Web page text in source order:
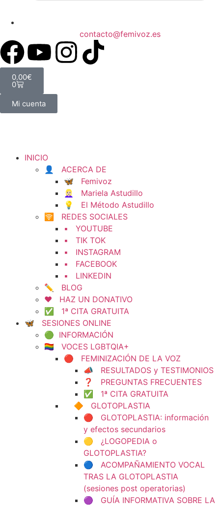
contacto@femivoz.es
0.00€
0
Mi cuenta
INICIO
👤 ACERCA DE
🦋 Femivoz
👱🏻‍♀️ Mariela Astudillo
💡 El Método Astudillo
🛜 REDES SOCIALES
▪️ YOUTUBE
▪️ TIK TOK
▪️ INSTAGRAM
▪️ FACEBOOK
▪️ LINKEDIN
✏️ BLOG
❤️ HAZ UN DONATIVO
✅ 1ª CITA GRATUITA
🦋 SESIONES ONLINE
🟢 INFORMACIÓN
🏳️‍🌈 VOCES LGBTQIA+
🔴 FEMINIZACIÓN DE LA VOZ
📣 RESULTADOS y TESTIMONIOS
❓ PREGUNTAS FRECUENTES
✅ 1ª CITA GRATUITA
🔶 GLOTOPLASTIA
🔴 GLOTOPLASTIA: información
y efectos secundarios
🟡 ¿LOGOPEDIA o
GLOTOPLASTIA?
🔵 ACOMPAÑAMIENTO VOCAL
TRAS LA GLOTOPLASTIA
(sesiones post operatorias)
🟣 GUÍA INFORMATIVA SOBRE LA